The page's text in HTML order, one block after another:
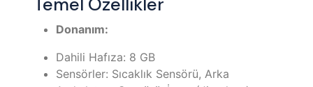
Temel Özellikler
Donanım:
Dahili Hafıza: 8 GB
Sensörler: Sıcaklık Sensörü, Arka